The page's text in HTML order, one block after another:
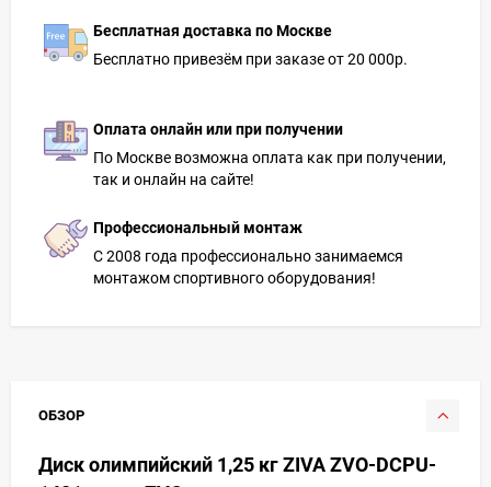
Бесплатная доставка по Москве
Бесплатно привезём при заказе от 20 000р.
Оплата онлайн или при получении
По Москве возможна оплата как при получении,
так и онлайн на сайте!
Профессиональный монтаж
С 2008 года профессионально занимаемся
монтажом спортивного оборудования!
ОБЗОР
Диск олимпийский 1,25 кг ZIVA ZVO-DCPU-